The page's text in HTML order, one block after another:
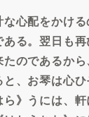
心配をかけ
る。翌日も
のであるか
、お琴は心ひ
》うには、